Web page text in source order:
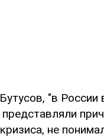
"в России
не